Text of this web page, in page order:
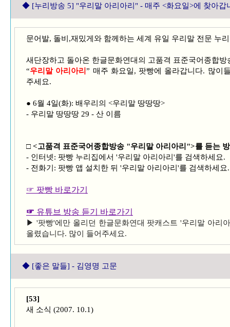
◆ [누리방송 5] "우리말 아리아리" - 매주 <화요일>에 찾아갑
문어발, 돌비,재밌게와 함께하는 세계 유일 우리말 전문 누
새단장하고 돌아온 한글문화연대의 고품격 표준국어종합방
“우리말 아리아리” 매주 화요일, 팟빵에 올라갑니다. 많이
주세요.
● 6월 4일(화): 배우리의 <우리말 땅땅땅>
- 우리말 땅땅땅 29 - 산 이름
□ <고품격 표준국어종합방송 "우리말 아리아리">를 듣는
- 인터넷: 팟빵 누리집에서 '우리말 아리아리'를 검색하세요.
- 전화기: 팟빵 앱 설치한 뒤 '우리말 아리아리'를 검색하세요.
☞ 팟빵 바로가기
☞ 유튜브 방송 듣기 바로가기
▶ '팟빵'에만 올리던 한글문화연대 팟캐스트 '우리말 아리
올렸습니다. 많이 들어주세요.
◆ [좋은 말들] - 김영명 고문
[53]
새 소식 (2007. 10.1)